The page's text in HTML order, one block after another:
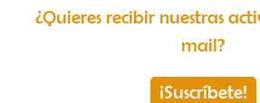
¿Quieres recibir nuestras
mail?
¡Suscríbete!